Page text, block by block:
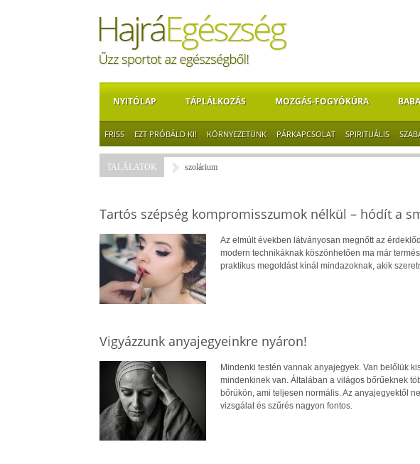
NYITÓLAP TÁPLÁLKOZÁS MOZGÁS-FOGYÓKÚRA
FRISS EZT PRÓBÁLD KI! KÖRNYEZETÜNK PÁRKAPCSOLAT SPIRITUÁLIS
TALÁLATOK szolárium
Tartós szépség kompromisszumok nélkül – hódít a
Az elmúlt években látványosan megnőtt az
modern technikáknak köszönhetően ma már
praktikus megoldást kínál mindazoknak, akik
Vigyázzunk anyajegyeinkre nyáron!
Mindenki testén vannak anyajegyek. Van belőlük
mindenkinek van. Általában a világos bőrűeknek
bőrükön, ami teljesen normális. Az anyajegyektől
vizsgálat és szűrés nagyon fontos.